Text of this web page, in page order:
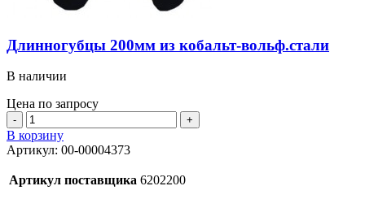
Длинногубцы 200мм из кобальт-вольф.стали
В наличии
Цена по запросу
Количество
товара
Длинногубцы
200мм
из
кобальт-
В корзину
Артикул: 00-00004373
Артикул поставщика 6202200